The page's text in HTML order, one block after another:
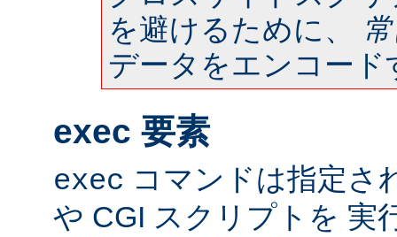
を避けるために、
データをエンコード
exec 要素
exec コマンドは指定さ
や CGI スクリプトを 実